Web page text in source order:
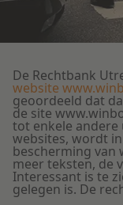
Onderwijs
De Rechtbank
website
geoordeeld dat
de site
tot enkele andere
websites, wordt
bescherming van
meer teksten, de
Interessant is te
gelegen is. De